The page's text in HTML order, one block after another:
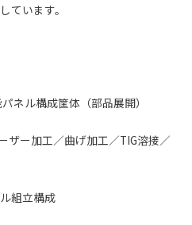
ています。
ネル構成筐体（部品展開）
ザー加工／曲げ加工／TIG溶接／
組立構成